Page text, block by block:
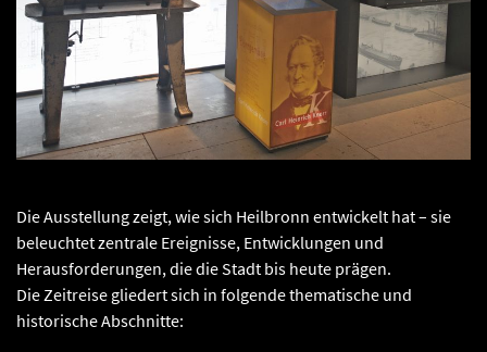
Die Ausstellung zeigt, wie sich Heilbronn entwickelt hat – sie
beleuchtet zentrale Ereignisse, Entwicklungen und
Herausforderungen, die die Stadt bis heute prägen.
Die Zeitreise gliedert sich in folgende thematische und
historische Abschnitte: